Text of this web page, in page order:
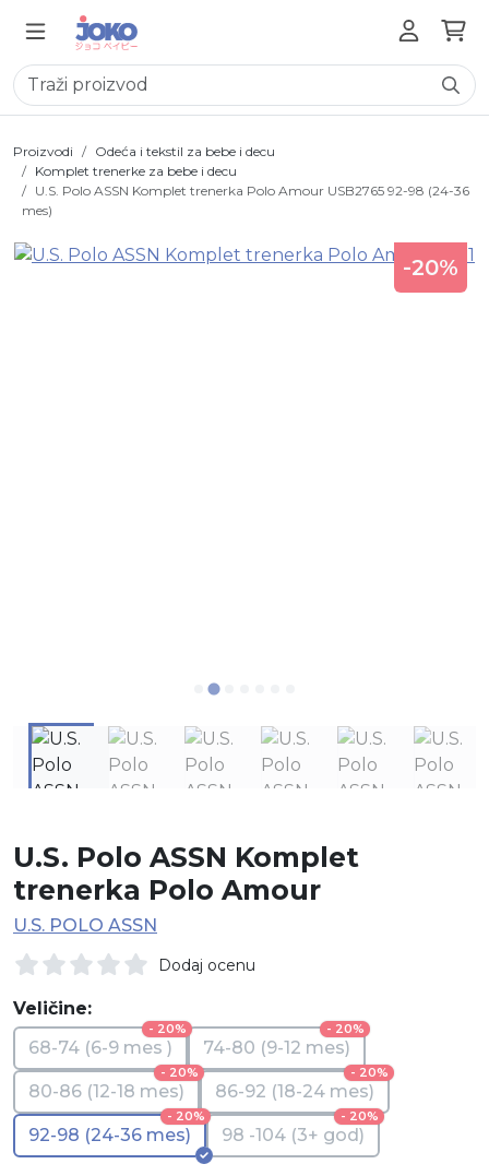
Proizvodi
Odeća i tekstil za bebe i decu
Komplet trenerke za bebe i decu
U.S. Polo ASSN Komplet trenerka Polo Amour USB2765 92-98 (24-36
mes)
-20%
U.S. Polo ASSN Komplet
trenerka Polo Amour
U.S. POLO ASSN
Dodaj ocenu
Veličine:
- 20%
68-74 (6-9 mes )
- 20%
74-80 (9-12 mes)
- 20%
80-86 (12-18 mes)
- 20%
86-92 (18-24 mes)
- 20%
92-98 (24-36 mes)
- 20%
98 -104 (3+ god)